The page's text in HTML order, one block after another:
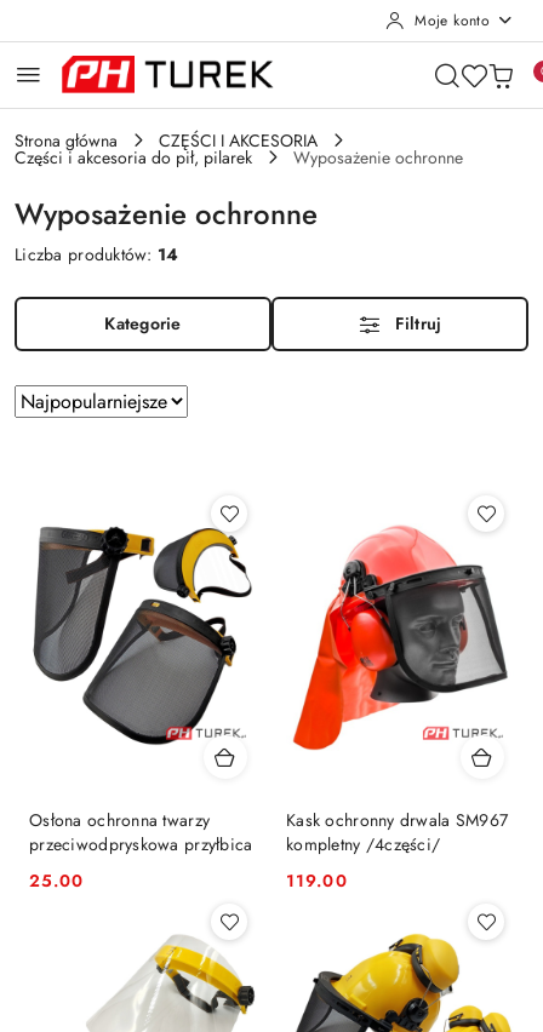
Moje konto
Strona główna CZĘŚCI I AKCESORIA
Części i akcesoria do pił, pilarek Wyposażenie ochronne
Wyposażenie ochronne
Liczba produktów: 14
Kategorie Filtruj
Zastosowano
sortowanie:
Sortuj
według
Osłona ochronna twarzy
przeciwodpryskowa przyłbica
Cena:
25.00
Kask ochronny drwala SM967
kompletny /4części/
Cena:
119.00